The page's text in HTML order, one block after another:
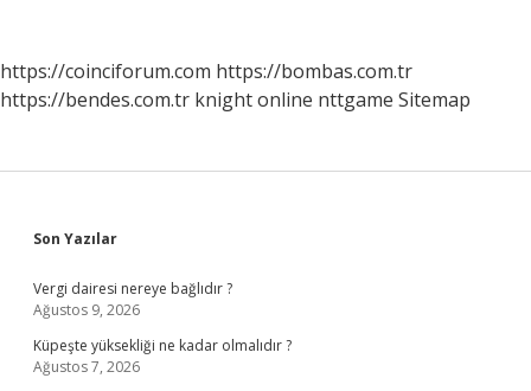
https://coinciforum.com https://bombas.com.tr
https://bendes.com.tr knight online nttgame Sitemap
Sidebar
Son Yazılar
Vergi dairesi nereye bağlıdır ?
Ağustos 9, 2026
Küpeşte yüksekliği ne kadar olmalıdır ?
Ağustos 7, 2026